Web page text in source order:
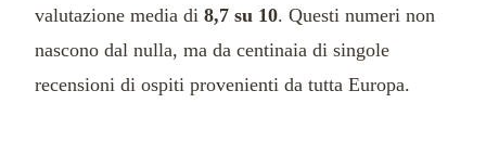
valutazione media di 8,7 su 10. Questi numeri non
nascono dal nulla, ma da centinaia di singole
recensioni di ospiti provenienti da tutta Europa.